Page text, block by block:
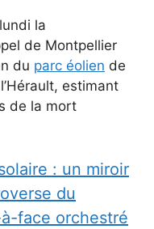
la
de Montpellier
du parc éolien de
estimant
de la mort
: un miroir
du
face orchestré